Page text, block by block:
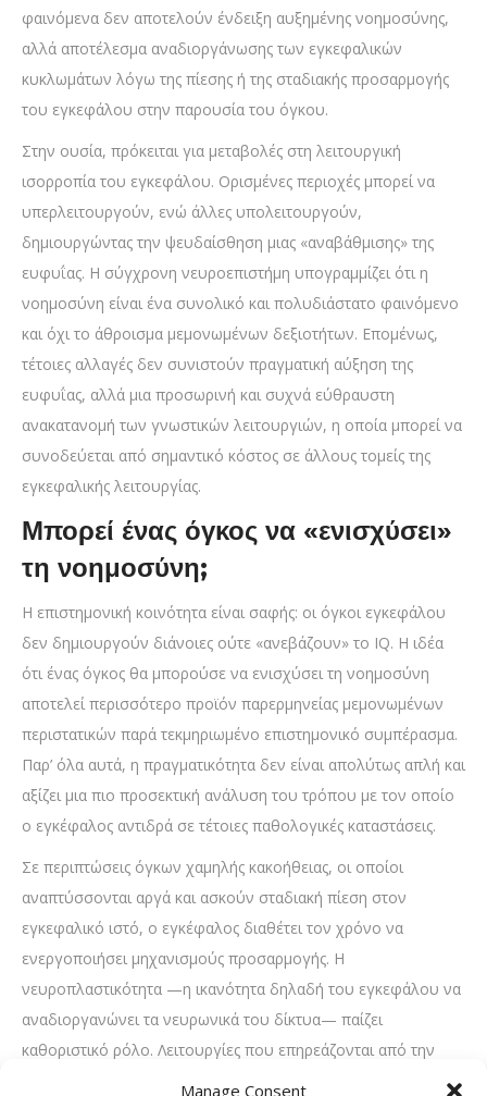
Manage Consent
φαινόμενα δεν αποτελούν ένδειξη αυξημένης νοημοσύνης,
αλλά αποτέλεσμα αναδιοργάνωσης των εγκεφαλικών
κυκλωμάτων λόγω της πίεσης ή της σταδιακής προσαρμογής
του εγκεφάλου στην παρουσία του όγκου.
Στην ουσία, πρόκειται για μεταβολές στη λειτουργική
ισορροπία του εγκεφάλου. Ορισμένες περιοχές μπορεί να
υπερλειτουργούν, ενώ άλλες υπολειτουργούν,
δημιουργώντας την ψευδαίσθηση μιας «αναβάθμισης» της
ευφυΐας. Η σύγχρονη νευροεπιστήμη υπογραμμίζει ότι η
νοημοσύνη είναι ένα συνολικό και πολυδιάστατο φαινόμενο
και όχι το άθροισμα μεμονωμένων δεξιοτήτων. Επομένως,
τέτοιες αλλαγές δεν συνιστούν πραγματική αύξηση της
ευφυΐας, αλλά μια προσωρινή και συχνά εύθραυστη
ανακατανομή των γνωστικών λειτουργιών, η οποία μπορεί να
συνοδεύεται από σημαντικό κόστος σε άλλους τομείς της
εγκεφαλικής λειτουργίας.
Μπορεί ένας όγκος να «ενισχύσει»
τη νοημοσύνη;
Η επιστημονική κοινότητα είναι σαφής: οι όγκοι εγκεφάλου
δεν δημιουργούν διάνοιες ούτε «ανεβάζουν» το IQ. Η ιδέα
ότι ένας όγκος θα μπορούσε να ενισχύσει τη νοημοσύνη
αποτελεί περισσότερο προϊόν παρερμηνείας μεμονωμένων
περιστατικών παρά τεκμηριωμένο επιστημονικό συμπέρασμα.
Παρ’ όλα αυτά, η πραγματικότητα δεν είναι απολύτως απλή και
αξίζει μια πιο προσεκτική ανάλυση του τρόπου με τον οποίο
ο εγκέφαλος αντιδρά σε τέτοιες παθολογικές καταστάσεις.
Σε περιπτώσεις όγκων χαμηλής κακοήθειας, οι οποίοι
αναπτύσσονται αργά και ασκούν σταδιακή πίεση στον
εγκεφαλικό ιστό, ο εγκέφαλος διαθέτει τον χρόνο να
ενεργοποιήσει μηχανισμούς προσαρμογής. Η
νευροπλαστικότητα —η ικανότητα δηλαδή του εγκεφάλου να
αναδιοργανώνει τα νευρωνικά του δίκτυα— παίζει
καθοριστικό ρόλο. Λειτουργίες που επηρεάζονται από την